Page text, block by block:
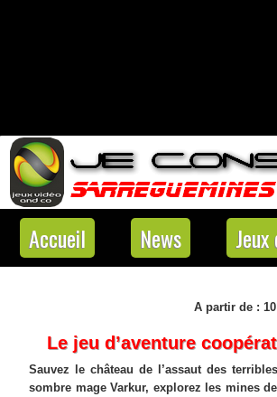
Accueil News
A partir de :
Le jeu d’aventure
Sauvez le château de l’assaut des
sombre mage Varkur, explorez les mines